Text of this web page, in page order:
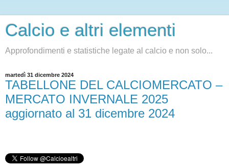
Calcio e altri elementi
Approfondimenti e statistiche legate al calcio e non solo...
martedì 31 dicembre 2024
TABELLONE DEL CALCIOMERCATO –
MERCATO INVERNALE 2025
aggiornato al 31 dicembre 2024